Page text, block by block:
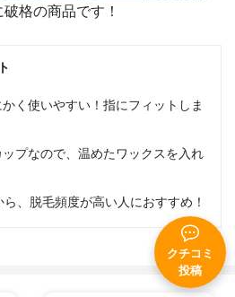
クチコミ
投稿
格の商品です！
く使いやすい！指にフィットしま
プなので、温めたワックスを入れ
、脱毛頻度が高い人におすすめ！